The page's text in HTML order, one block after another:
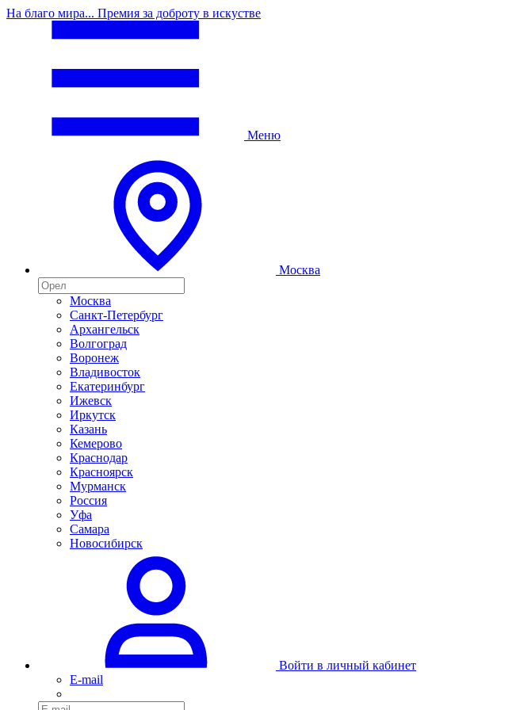
На благо мира... Премия за доброту в искустве
Меню
Москва
Москва
Санкт-Петербург
Архангельск
Волгоград
Воронеж
Владивосток
Екатеринбург
Ижевск
Иркутск
Казань
Кемерово
Краснодар
Красноярск
Мурманск
Россия
Уфа
Самара
Новосибирск
Войти в личный кабинет
E-mail